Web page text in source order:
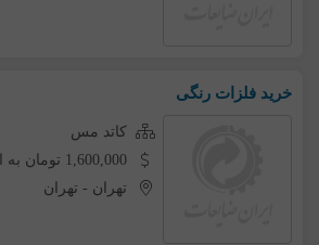
خرید فلزات رنگی
کاتد مس
1,600,000 تومان به ازای هر کیلو
تهران - تهران